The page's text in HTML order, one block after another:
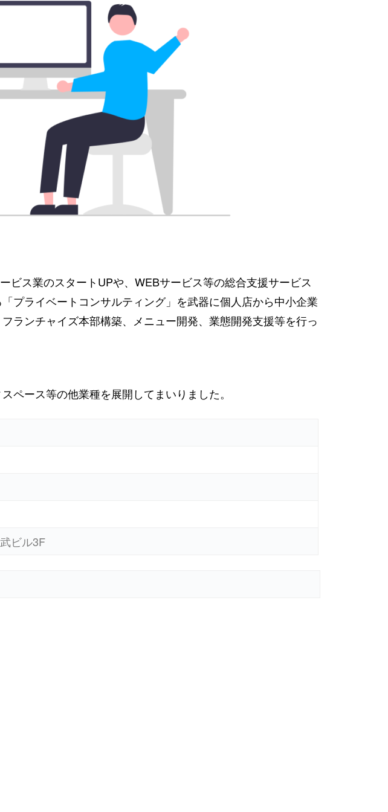
ビス業のスタートUPや、WEBサービス等の総合支援サービス
プライベートコンサルティング」を武器に個人店から中小企業
ランチャイズ本部構築、メニュー開発、業態開発支援等を行っ
ペース等の他業種を展開してまいりました。
ビル3F